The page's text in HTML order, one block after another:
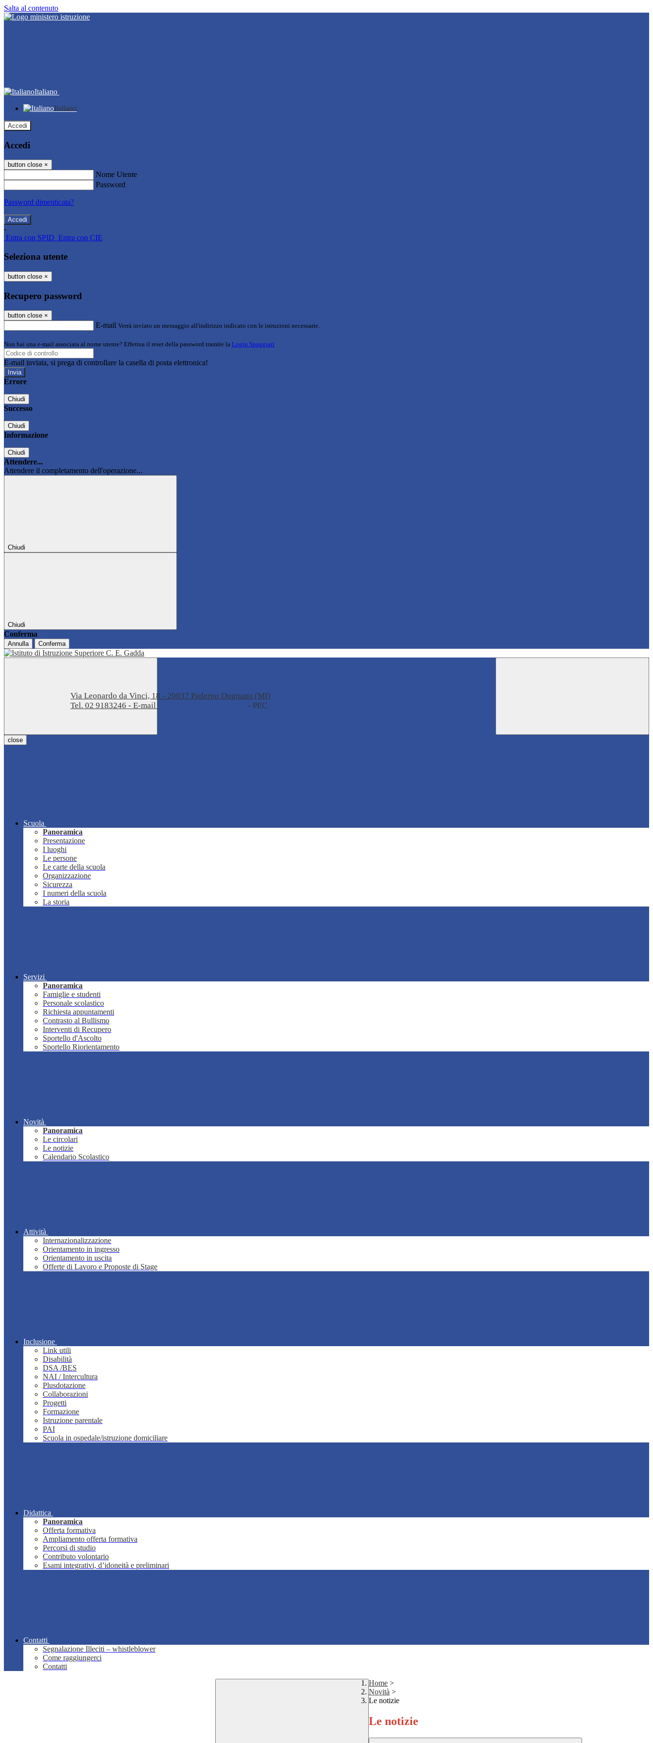
Salta al contenuto
Italiano
Italiano
Accedi
Accedi
button close ×
Nome Utente
Password
Password dimenticata?
-
Entra con SPID Entra con CIE
Seleziona utente
button close ×
Recupero password
button close ×
E-mail Verrà inviato un messaggio all'indirizzo indicato con le istruzioni necessarie.
Non hai una e-mail associata al nome utente? Effettua il reset della password tramite la Login Spaggiari
E-mail inviata, si prega di controllare la casella di posta elettronica!
Errore
Chiudi
Successo
Chiudi
Informazione
Chiudi
Attendere...
Attendere il completamento dell'operazione...
Chiudi
Chiudi
Conferma
Annulla Conferma
Via Leonardo da Vinci, 18 - 20037 Paderno Dugnano (MI)
Tel. 02 9183246 - E-mail
- PEC
close
Scuola
Panoramica
Presentazione
I luoghi
Le persone
Le carte della scuola
Organizzazione
Sicurezza
I numeri della scuola
La storia
Servizi
Panoramica
Famiglie e studenti
Personale scolastico
Richiesta appuntamenti
Contrasto al Bullismo
Interventi di Recupero
Sportello d'Ascolto
Sportello Riorientamento
Novità
Panoramica
Le circolari
Le notizie
Calendario Scolastico
Attività
Internazionalizzazione
Orientamento in ingresso
Orientamento in uscita
Offerte di Lavoro e Proposte di Stage
Inclusione
Link utili
Disabilità
DSA /BES
NAI / Intercultura
Plusdotazione
Collaborazioni
Progetti
Formazione
Istruzione parentale
PAI
Scuola in ospedale/istruzione domiciliare
Didattica
Panoramica
Offerta formativa
Ampliamento offerta formativa
Percorsi di studio
Contributo volontario
Esami integrativi, d’idoneità e preliminari
Contatti
Segnalazione Illeciti – whistleblower
Come raggiungerci
Contatti
Home >
Novità >
Le notizie
Le notizie